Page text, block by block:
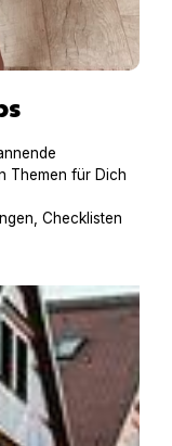
Themen für Dich
Checklisten